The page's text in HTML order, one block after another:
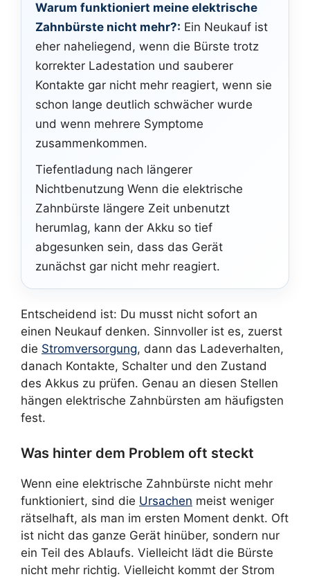
Warum funktioniert meine elektrische
Zahnbürste nicht mehr?: Ein Neukauf ist
eher naheliegend, wenn die Bürste trotz
korrekter Ladestation und sauberer
Kontakte gar nicht mehr reagiert, wenn sie
schon lange deutlich schwächer wurde
und wenn mehrere Symptome
zusammenkommen.
Tiefentladung nach längerer
Nichtbenutzung Wenn die elektrische
Zahnbürste längere Zeit unbenutzt
herumlag, kann der Akku so tief
abgesunken sein, dass das Gerät
zunächst gar nicht mehr reagiert.
Entscheidend ist: Du musst nicht sofort an
einen Neukauf denken. Sinnvoller ist es, zuerst
die Stromversorgung, dann das Ladeverhalten,
danach Kontakte, Schalter und den Zustand
des Akkus zu prüfen. Genau an diesen Stellen
hängen elektrische Zahnbürsten am häufigsten
fest.
Was hinter dem Problem oft steckt
Wenn eine elektrische Zahnbürste nicht mehr
funktioniert, sind die Ursachen meist weniger
rätselhaft, als man im ersten Moment denkt. Oft
ist nicht das ganze Gerät hinüber, sondern nur
ein Teil des Ablaufs. Vielleicht lädt die Bürste
nicht mehr richtig. Vielleicht kommt der Strom